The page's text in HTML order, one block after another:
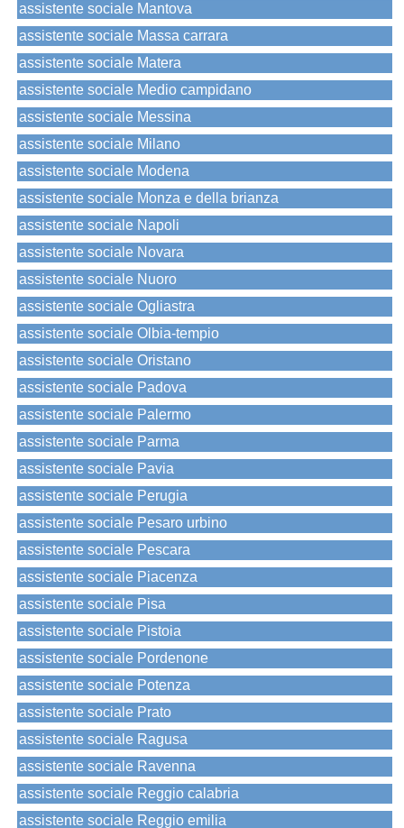
assistente sociale Mantova
assistente sociale Massa carrara
assistente sociale Matera
assistente sociale Medio campidano
assistente sociale Messina
assistente sociale Milano
assistente sociale Modena
assistente sociale Monza e della brianza
assistente sociale Napoli
assistente sociale Novara
assistente sociale Nuoro
assistente sociale Ogliastra
assistente sociale Olbia-tempio
assistente sociale Oristano
assistente sociale Padova
assistente sociale Palermo
assistente sociale Parma
assistente sociale Pavia
assistente sociale Perugia
assistente sociale Pesaro urbino
assistente sociale Pescara
assistente sociale Piacenza
assistente sociale Pisa
assistente sociale Pistoia
assistente sociale Pordenone
assistente sociale Potenza
assistente sociale Prato
assistente sociale Ragusa
assistente sociale Ravenna
assistente sociale Reggio calabria
assistente sociale Reggio emilia